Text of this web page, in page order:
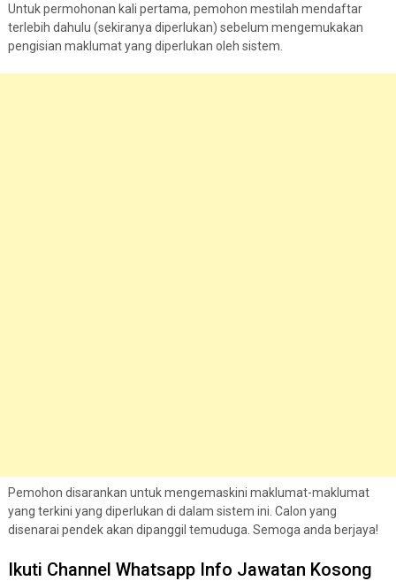
Untuk permohonan kali pertama, pemohon mestilah mendaftar
terlebih dahulu (sekiranya diperlukan) sebelum mengemukakan
pengisian maklumat yang diperlukan oleh sistem.
Pemohon disarankan untuk mengemaskini maklumat-maklumat
yang terkini yang diperlukan di dalam sistem ini. Calon yang
disenarai pendek akan dipanggil temuduga. Semoga anda berjaya!
Ikuti Channel Whatsapp Info Jawatan Kosong